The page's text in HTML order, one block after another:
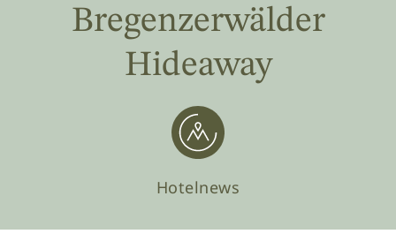
Bregenzerwälder
Hideaway
Hotelnews